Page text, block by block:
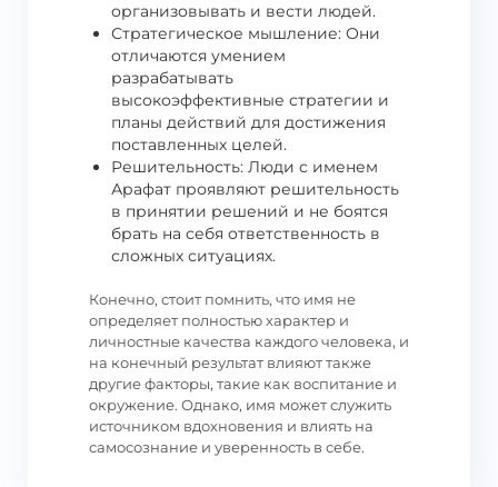
организовывать и вести людей.
Стратегическое мышление: Они
отличаются умением
разрабатывать
высокоэффективные стратегии и
планы действий для достижения
поставленных целей.
Решительность: Люди с именем
Арафат проявляют решительность
в принятии решений и не боятся
брать на себя ответственность в
сложных ситуациях.
Конечно, стоит помнить, что имя не
определяет полностью характер и
личностные качества каждого человека, и
на конечный результат влияют также
другие факторы, такие как воспитание и
окружение. Однако, имя может служить
источником вдохновения и влиять на
самосознание и уверенность в себе.